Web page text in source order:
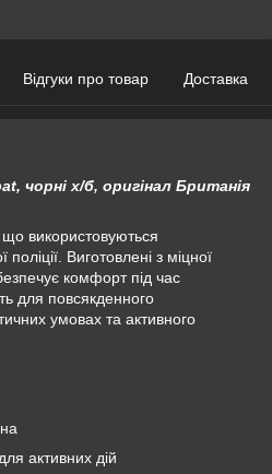
Відгуки про товар Доставка
чорні х/б, оригінал Британія
що використовуються
Виготовлені з міцної
комфорт під час
для повсякденного
умовах та активного
активних дій